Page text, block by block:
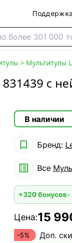
Поддержка
> Мультитулы
831439 с
В наличии
 Бренд:
 Все
+320 бонусов+
Цена:15
-5% Доп.